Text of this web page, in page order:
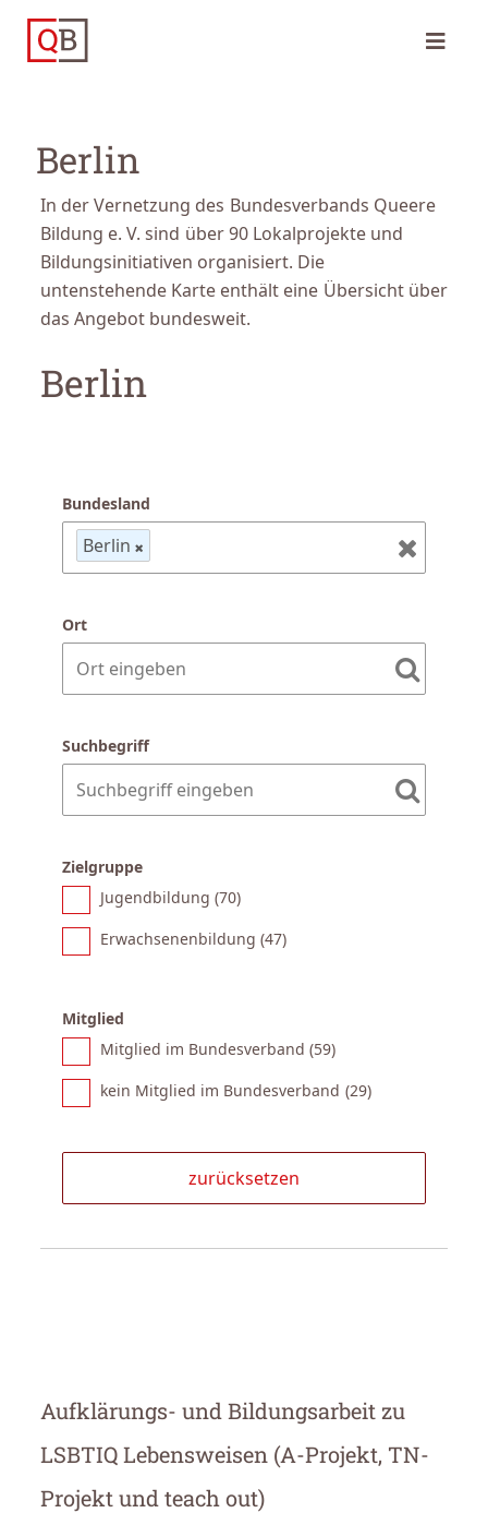
Berlin
In der Vernetzung des Bundesverbands Queere
Bildung e. V. sind über 90 Lokalprojekte und
Bildungsinitiativen organisiert. Die
untenstehende Karte enthält eine Übersicht über
das Angebot bundesweit.
Berlin
Bundesland
Berlin
Ort
Suchbegriff
Zielgruppe
Jugendbildung (70)
Erwachsenenbildung (47)
Mitglied
Mitglied im Bundesverband (59)
kein Mitglied im Bundesverband (29)
Aufklärungs- und Bildungsarbeit zu
LSBTIQ Lebensweisen (A-Projekt, TN-
Projekt und teach out)